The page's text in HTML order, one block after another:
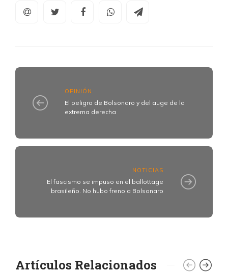
OPINIÓN
El peligro de Bolsonaro y del auge de la
extrema derecha
NOTICIAS
El fascismo se impuso en el ballottage
brasileño. No hubo freno a Bolsonaro
Artículos Relacionados